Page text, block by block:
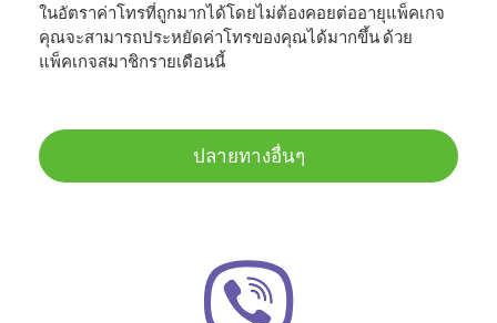
ในอัตราค่าโทรที่ถูกมากได้โดยไม่ต้องคอยต่ออายุแพ็คเกจ
คุณจะสามารถประหยัดค่าโทรของคุณได้มากขึ้น ด้วย
แพ็คเกจสมาชิกรายเดือนนี้
ปลายทางอื่นๆ